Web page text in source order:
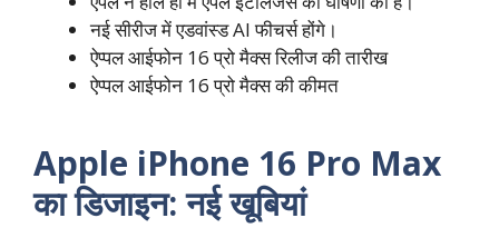
नई सीरीज में एडवांस्ड AI फीचर्स होंगे।
ऐप्पल आईफोन 16 प्रो मैक्स रिलीज की तारीख
ऐप्पल आईफोन 16 प्रो मैक्स की कीमत
Apple iPhone 16 Pro Max
का डिजाइन: नई खूबियां